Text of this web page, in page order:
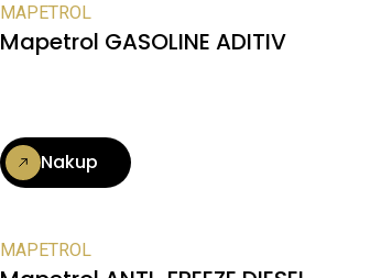
MAPETROL
Mapetrol GASOLINE ADITIV
Nakup
MAPETROL